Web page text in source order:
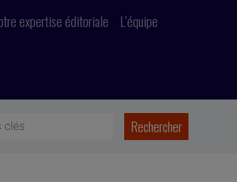
expertise éditoriale L’équipe